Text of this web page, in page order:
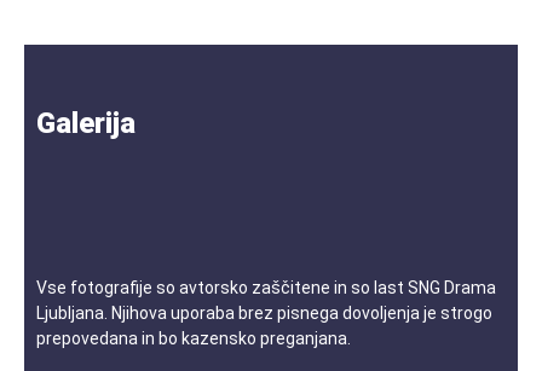
Galerija
Vse fotografije so avtorsko zaščitene in so last SNG Drama
Ljubljana. Njihova uporaba brez pisnega dovoljenja je strogo
prepovedana in bo kazensko preganjana.